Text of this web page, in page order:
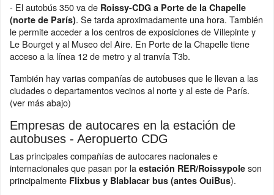
- El autobús 350 va de Roissy-CDG a Porte de la Chapelle
(norte de París). Se tarda aproximadamente una hora. También
le permite acceder a los centros de exposiciones de Villepinte y
Le Bourget y al Museo del Aire. En Porte de la Chapelle tiene
acceso a la línea 12 de metro y al tranvía T3b.
También hay varias compañías de autobuses que le llevan a las
ciudades o departamentos vecinos al norte y al este de París.
(ver más abajo)
Empresas de autocares en la estación de
autobuses - Aeropuerto CDG
Las principales compañías de autocares nacionales e
internacionales que pasan por la estación RER/Roissypole son
principalmente Flixbus y Blablacar bus (antes OuiBus).